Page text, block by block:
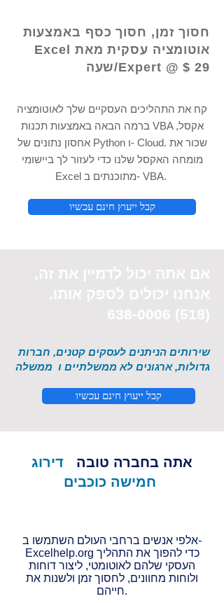
חסוך זמן, חסוך כסף באמצעות
אוטומציה עסקית מאת Excel
Expert @ $ 29/שעה
קח את התהליכים העסקיים שלך לאוטומציה
ברמה הבאה באמצעות תכנות VBA אקסל,
אחסון נתונים של Python ו- Cloud. שכור את
מומחה האקסל שלנו כדי לעזור לך ביישומי
Excel מתוכנתים ב- VBA.
קבל ייעוץ חינם עכשיו
אם אתה יכול לדמיין את זה,
אנחנו יכולים לספק אותו.
(518) 638-0006
שירותים הניתנים לעסקים קטנים, חברות
גדולות, ארגונים לא ממשלתיים ו ממשלה
קבל ייעוץ חינם עכשיו
אתה בחברה טובה
דירוג
חמישה כוכבים
אלפי אנשים ברחבי העולם השתמשו ב-
Excelhelp.org כדי להפוך את התהליך
העסקי שלהם לאוטומטי, ליצור דוחות
ולוחות מחוונים, לחסוך זמן ולשנות את
חייהם.